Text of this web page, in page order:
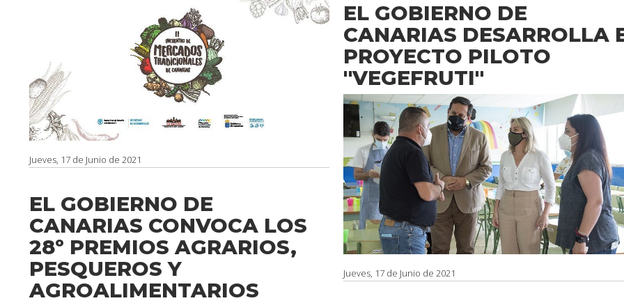
Jueves, 17 de Junio de 2021
EL GOBIERNO DE
CANARIAS CONVOCA LOS
28º PREMIOS AGRARIOS,
PESQUEROS Y
AGROALIMENTARIOS
EL GOBIERNO DE
CANARIAS DESARROLLA
PROYECTO PILOTO
''VEGEFRUTI''
Jueves, 17 de Junio de 2021